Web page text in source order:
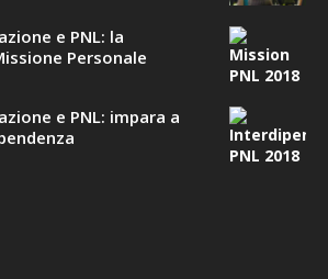
e PNL: la
Personale
e PNL: impara a